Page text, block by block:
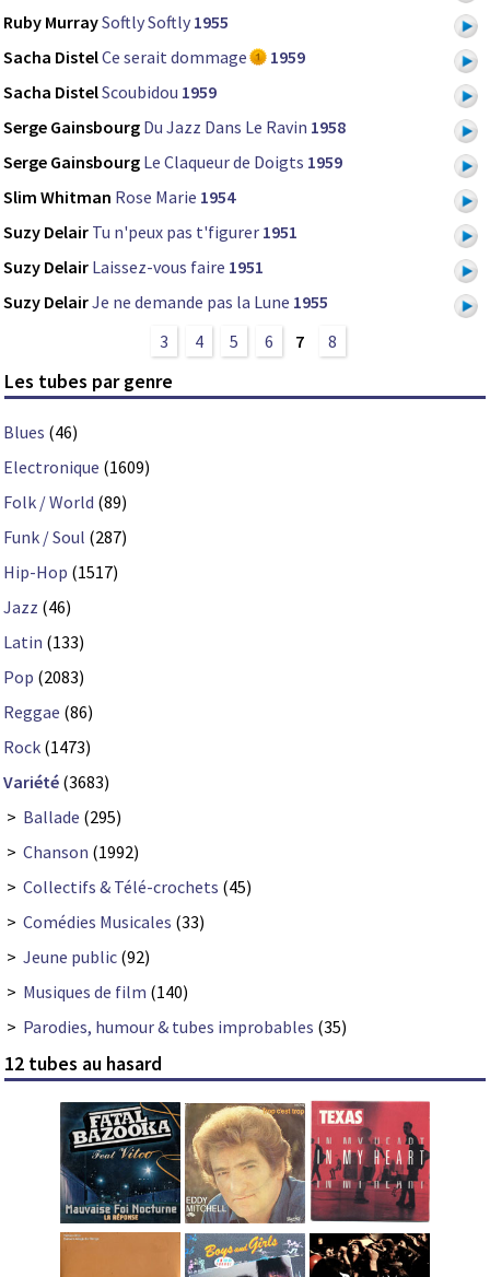
Ruby MurraySoftly Softly 1955
Sacha DistelCe serait dommage
1959
Sacha DistelScoubidou 1959
Serge Gainsbourg Du Jazz Dans Le Ravin 1958
Serge Gainsbourg Le Claqueur de Doigts 1959
Slim Whitman Rose Marie 1954
Suzy Delair Tu n'peux pas t'figurer 1951
Suzy Delair Laissez-vous faire 1951
Suzy DelairJe ne demande pas la Lune 1955
3
4 5 6 7 8
Les tubes par genre
Blues (46)
Electronique (1609)
Folk / World (89)
Funk / Soul (287)
Hip-Hop (1517)
Jazz (46)
Latin (133)
Pop (2083)
Reggae (86)
Rock (1473)
Variété (3683)
> Ballade (295)
> Chanson (1992)
> Collectifs & Télé-crochets (45)
> Comédies Musicales (33)
> Jeune public (92)
> Musiques de film (140)
> Parodies, humour & tubes improbables (35)
12 tubes au hasard